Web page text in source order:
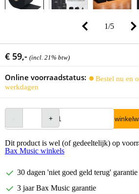
1/5
€ 59,- (incl. 21% btw)
Online voorraadstatus:
Bestel nu en
werkdagen
In
Dit product is wel (of gedeeltelijk) op
Bax Music winkels
30 dagen 'niet goed geld terug' garantie
3 jaar Bax Music garantie